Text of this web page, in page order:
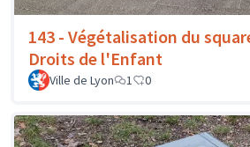
143 - Végétalisation du
Droits de l'Enfant
Ville de Lyon 1 0